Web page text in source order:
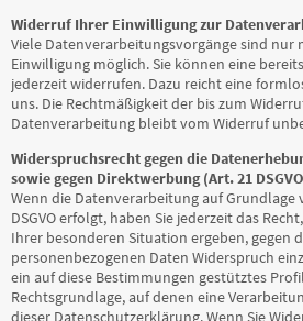
Widerruf Ihrer Einwilligung zur
Viele Datenverarbeitungsvorgänge sind nur
Einwilligung möglich. Sie können eine
jederzeit widerrufen. Dazu reicht eine
uns. Die Rechtmäßigkeit der bis zum
Datenverarbeitung bleibt vom Widerruf
Widerspruchsrecht gegen die
sowie gegen Direktwerbung (Art. 21
Wenn die Datenverarbeitung auf Grundlage
DSGVO erfolgt, haben Sie jederzeit das
Ihrer besonderen Situation ergeben, gegen
personenbezogenen Daten Widerspruch
ein auf diese Bestimmungen gestütztes
Rechtsgrundlage, auf denen eine
dieser Datenschutzerklärung. Wenn Sie